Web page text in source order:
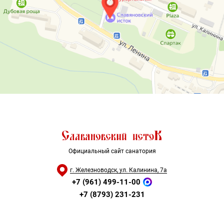
Официальный сайт санатория
г. Железноводск, ул. Калинина, 7а
+7 (961) 499-11-00
+7 (8793) 231-231